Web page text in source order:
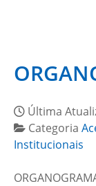
Última
Categoria
Institucionais